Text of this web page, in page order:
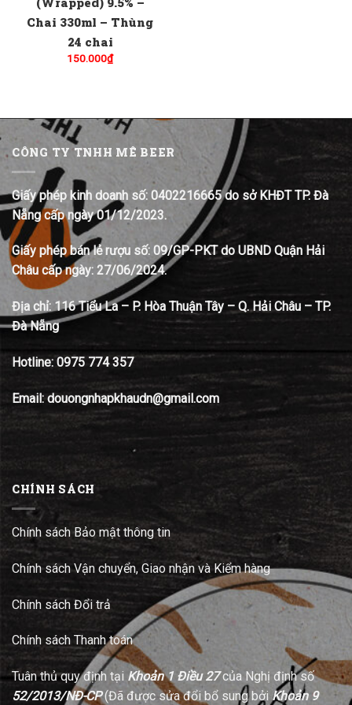
Chai 330ml – Thùng
24 chai
150.000₫
CÔNG TY TNHH MÊ BEER
Giấy phép kinh doanh số: 0402216665 do sở KHĐT TP. Đà
Nẵng cấp ngày 01/12/2023.
Giấy phép bán lẻ rượu số: 09/GP-PKT do UBND Quận Hải
Châu cấp ngày: 27/06/2024.
Địa chỉ: 116 Tiểu La – P. Hòa Thuận Tây – Q. Hải Châu – TP.
Đà Nẵng
Hotline: 0975 774 357
Email: douongnhapkhaudn@gmail.com
CHÍNH SÁCH
Chính sách Bảo mật thông tin
Chính sách Vận chuyển, Giao nhận và Kiểm hàng
Chính sách Đổi trả
Chính sách Thanh toán
Tuân thủ quy định tại Khoản 1 Điều 27của Nghị định số
52/2013/NĐ-CP(Đã được sửa đổi bổ sung bởi Khoản 9